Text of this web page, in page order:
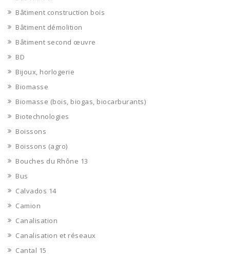
Bâtiment construction bois
Bâtiment démolition
Bâtiment second œuvre
BD
Bijoux, horlogerie
Biomasse
Biomasse (bois, biogas, biocarburants)
Biotechnologies
Boissons
Boissons (agro)
Bouches du Rhône 13
Bus
Calvados 14
Camion
Canalisation
Canalisation et réseaux
Cantal 15